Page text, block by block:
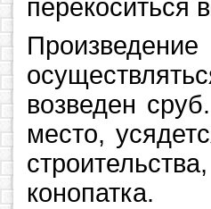
перекоситься
возведен
место,
конопатка.